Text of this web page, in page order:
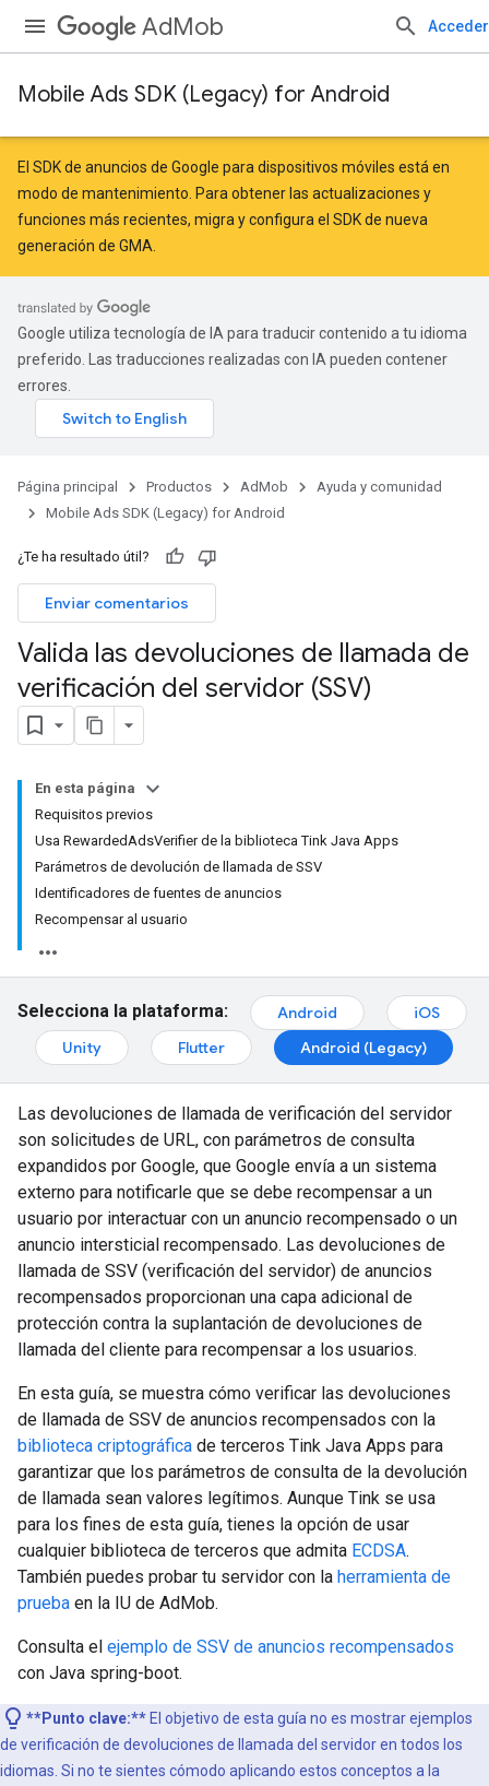
AdMob Acceder
Mobile Ads SDK (Legacy) for Android
El SDK de anuncios de Google para dispositivos móviles está en
modo de mantenimiento. Para obtener las actualizaciones y
funciones más recientes, migra yconfigura el SDK de nueva
generación de GMA
Google utiliza tecnología de IA para traducir contenido a tu idioma
preferido. Las traducciones realizadas con IA pueden contener
errores.
Página principal Productos AdMob
Ayuda y comunidad
Mobile Ads SDK (Legacy) for Android
¿Te ha resultado útil?
Enviar comentarios
Valida las devoluciones de llamada de
verificación del servidor (SSV)
En esta página
Requisitos previos
Usa RewardedAdsVerifier de la biblioteca Tink Java Apps
Parámetros de devolución de llamada de SSV
Identificadores de fuentes de anuncios
Recompensar al usuario
Selecciona la plataforma: Android
iOS
Unity
Flutter Android (Legacy)
Las devoluciones de llamada de verificación del servidor
son solicitudes de URL, con parámetros de consulta
expandidos por Google, que Google envía a un sistema
externo para notificarle que se debe recompensar a un
usuario por interactuar con un anuncio recompensado o un
anuncio intersticial recompensado. Las devoluciones de
llamada de SSV (verificación del servidor) de anuncios
recompensados proporcionan una capa adicional de
protección contra la suplantación de devoluciones de
llamada del cliente para recompensar a los usuarios.
En esta guía, se muestra cómo verificar las devoluciones
de llamada de SSV de anuncios recompensados con la
biblioteca criptográfica de terceros Tink Java Apps para
garantizar que los parámetros de consulta de la devolución
de llamada sean valores legítimos. Aunque Tink se usa
para los fines de esta guía, tienes la opción de usar
cualquier biblioteca de terceros que admita ECDSA.
También puedes probar tu servidor con la herramienta de
prueba en la IU de AdMob.
Consulta el ejemplo de SSV de anuncios recompensados
con Java spring-boot.
**Punto clave:** El objetivo de esta guía no es mostrar ejemplos
de verificación de devoluciones de llamada del servidor en todos los
idiomas. Si no te sientes cómodo aplicando estos conceptos a la